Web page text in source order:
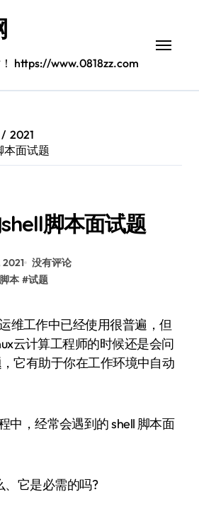
https://www.0818zz.com
2021
本面试题
脚本面试题
2021 没有评论
脚本 #试题
云计算工程师的时候还是会问
它有助于你在工作环境中自动
中，经常会遇到的 shell 脚本面
、它是必需的吗?